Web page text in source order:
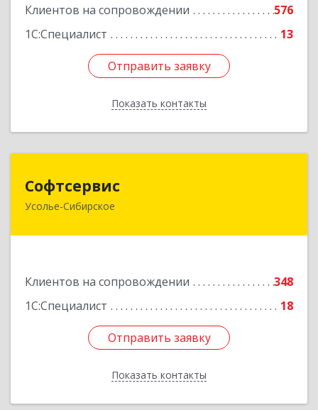
Клиентов на сопровождении
576
1С:Специалист
13
Отправить заявку
Показать контакты
Отправить заявку
Назад
Софтсервис
Усолье-Сибирское
Клиентов на сопровождении
348
1С:Специалист
18
Отправить заявку
Показать контакты
665451, Иркутская обл, Усолье-Сибирское г,
Отправить заявку
Назад